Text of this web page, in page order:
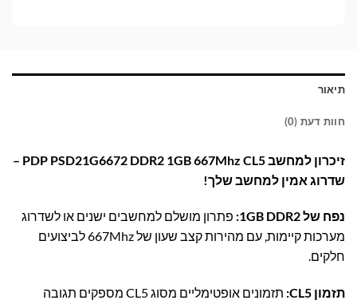
תיאור
חוות דעת (0)
זיכרון למחשב PDP PSD21G6672 DDR2 1GB 667Mhz CL5 –
שדרוג אמין למחשב שלך!
נפח של 1GB DDR2:
פתרון מושלם למחשבים ישנים או לשדרוג
מערכות קיימות, עם מהירות קצב שעון של 667Mhz לביצועים
חלקים.
תזמון CL5:
תזמונים אופטימליים מסוג CL5 מספקים תגובה